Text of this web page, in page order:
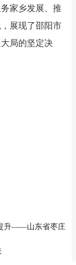
家乡发展、推
展现了邵阳市
局的坚定决
升——山东省枣庄